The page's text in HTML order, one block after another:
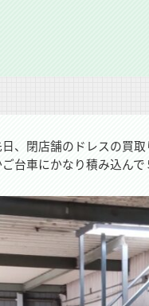
日、閉店舗のドレスの買取
台車にかなり積み込んで